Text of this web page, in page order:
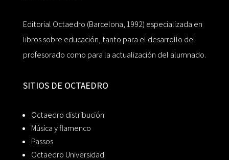
Editorial Octaedro (Barcelona, 1992) especializada en
libros sobre educación, tanto para el desarrollo del
profesorado como para la actualización del alumnado.
SITIOS DE OCTAEDRO
Octaedro distribución
Música y flamenco
Passos
Octaedro Universidad